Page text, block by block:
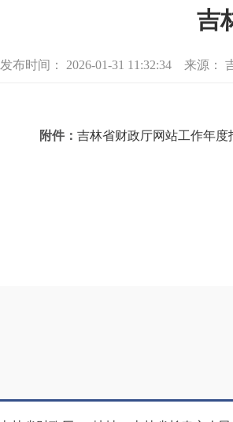
吉
发布时间： 2026-01-31 11:32:34 来源：
附件： 吉林省财政厅网站工作年度